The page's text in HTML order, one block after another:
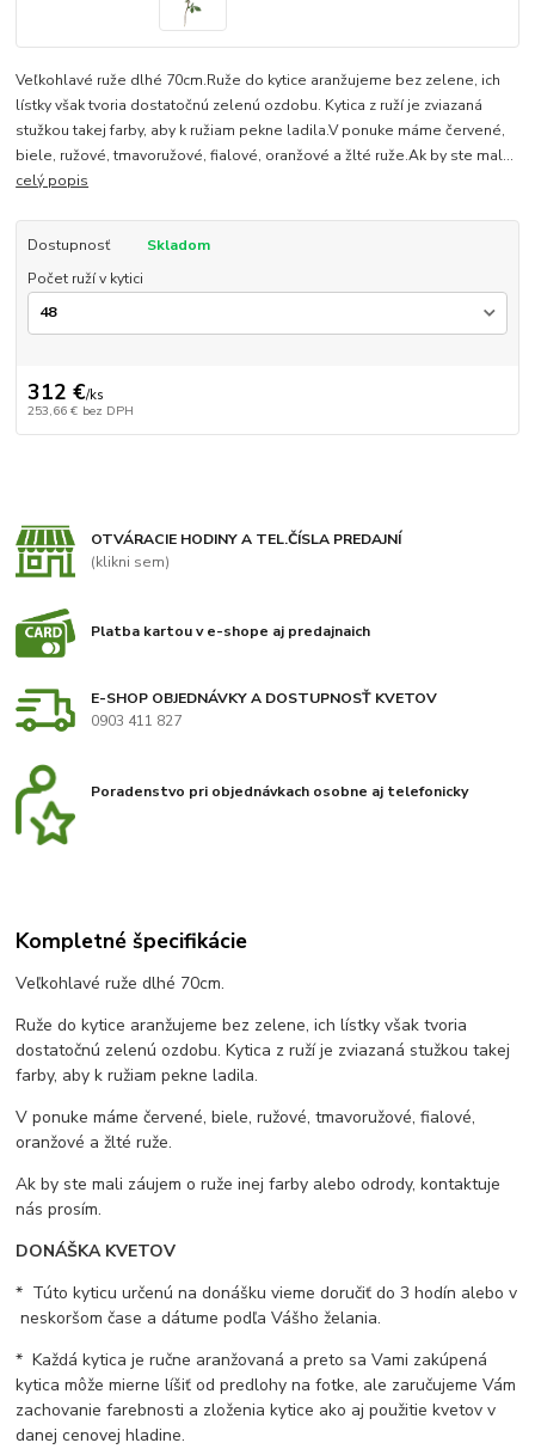
Veľkohlavé ruže dlhé 70cm.Ruže do kytice aranžujeme bez zelene, ich
lístky však tvoria dostatočnú zelenú ozdobu. Kytica z ruží je zviazaná
stužkou takej farby, aby k ružiam pekne ladila.V ponuke máme červené,
biele, ružové, tmavoružové, fialové, oranžové a žlté ruže.Ak by ste mal...
celý popis
Dostupnosť
Skladom
Počet ruží v kytici
312 €/ks
253,66 € bez DPH
OTVÁRACIE HODINY A TEL.ČÍSLA PREDAJNÍ
(klikni sem)
Platba kartou v e-shope aj predajnaich
E-SHOP OBJEDNÁVKY A DOSTUPNOSŤ KVETOV
0903 411 827
Poradenstvo pri objednávkach osobne aj telefonicky
Kompletné špecifikácie
Veľkohlavé ruže dlhé 70cm.
Ruže do kytice aranžujeme bez zelene, ich lístky však tvoria
dostatočnú zelenú ozdobu. Kytica z ruží je zviazaná stužkou takej
farby, aby k ružiam pekne ladila.
V ponuke máme červené, biele, ružové, tmavoružové, fialové,
oranžové a žlté ruže.
Ak by ste mali záujem o ruže inej farby alebo odrody, kontaktuje
nás prosím.
DONÁŠKA KVETOV
* Túto kyticu určenú na donášku vieme doručiť do 3 hodín alebo v
neskoršom čase a dátume podľa Vášho želania.
* Každá kytica je ručne aranžovaná a preto sa Vami zakúpená
kytica môže mierne líšiť od predlohy na fotke, ale zaručujeme Vám
zachovanie farebnosti a zloženia kytice ako aj použitie kvetov v
danej cenovej hladine.